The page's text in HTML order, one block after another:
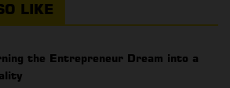
LIKE
the Entrepreneur Dream into a